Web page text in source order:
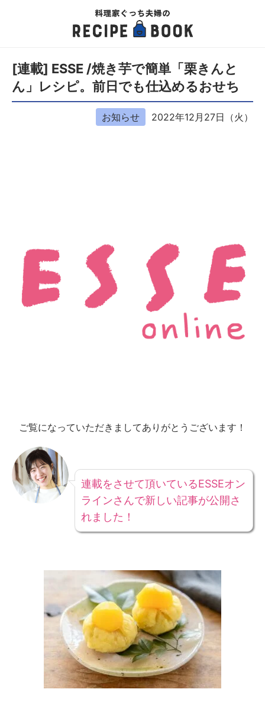
[連載] ESSE /焼き芋で簡単「栗きんと
ん」レシピ。前日でも仕込めるおせち
お知らせ 2022年12月27日（火）
ご覧になっていただきましてありがとうございます！
連載をさせて頂いているESSEオン
ラインさんで新しい記事が公開さ
れました！